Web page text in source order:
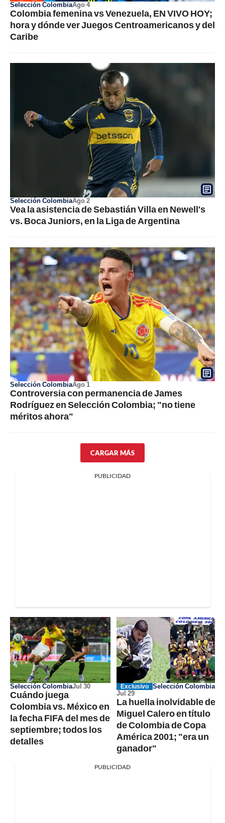
Selección ColombiaAgo 4
Colombia femenina vs Venezuela, EN VIVO HOY;
hora y dónde ver Juegos Centroamericanos y del
Caribe
Selección ColombiaAgo 2
Vea la asistencia de Sebastián Villa en Newell's
vs. Boca Juniors, en la Liga de Argentina
Selección ColombiaAgo 1
Controversia con permanencia de James
Rodríguez en Selección Colombia; "no tiene
méritos ahora"
CARGAR MÁS
PUBLICIDAD
Selección ColombiaJul 30
Cuándo juega
Colombia vs. México en
la fecha FIFA del mes de
septiembre; todos los
detalles
Exclusivo Selección Colombia
Jul 29
La huella inolvidable de
Miguel Calero en título
de Colombia de Copa
América 2001; "era un
ganador"
PUBLICIDAD